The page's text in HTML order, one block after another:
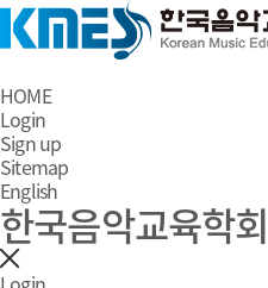
HOME
Login
Sign up
Sitemap
English
한국음악교육학회